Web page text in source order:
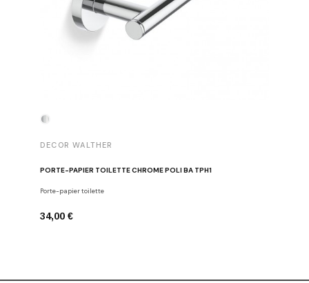
DECOR WALTHER
PORTE-PAPIER TOILETTE CHROME POLI BA TPH1
Porte-papier toilette
34,00 €